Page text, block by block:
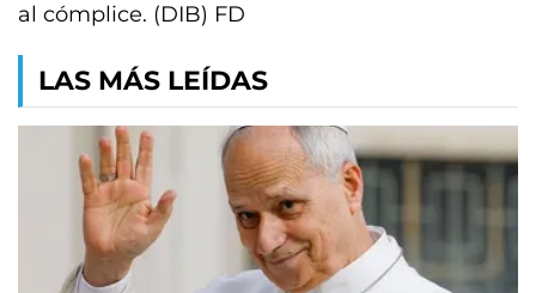
al cómplice. (DIB) FD
LAS MÁS LEÍDAS